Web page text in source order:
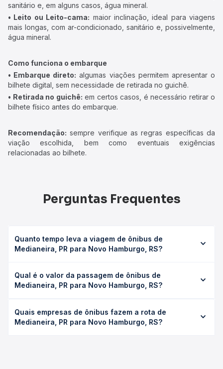
sanitário e, em alguns casos, água mineral.
• Leito ou Leito-cama: maior inclinação, ideal para viagens
mais longas, com ar-condicionado, sanitário e, possivelmente,
água mineral.
Como funciona o embarque
• Embarque direto: algumas viações permitem apresentar o
bilhete digital, sem necessidade de retirada no guichê.
• Retirada no guichê: em certos casos, é necessário retirar o
bilhete físico antes do embarque.
Recomendação: sempre verifique as regras específicas da
viação escolhida, bem como eventuais exigências
relacionadas ao bilhete.
Perguntas Frequentes
Quanto tempo leva a viagem de ônibus de
Medianeira, PR para Novo Hamburgo, RS?
Hamburgo, RS leva em média 18h 31min, podendo variar
conforme a viação, o tipo de serviço (convencional,
duração exata de cada opção na data desejada.
Qual é o valor da passagem de ônibus de
Medianeira, PR para Novo Hamburgo, RS?
Novo Hamburgo, RS custa em média R$ 406,21 e varia
conforme a data da viagem, a empresa, o tipo de poltrona
Quais empresas de ônibus fazem a rota de
Medianeira, PR para Novo Hamburgo, RS?